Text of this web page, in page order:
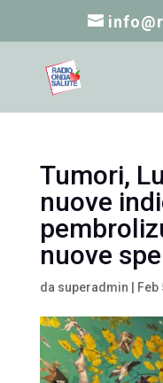
Tumori,
nuove
nuove
da superadmin Feb